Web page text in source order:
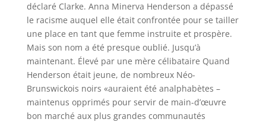
déclaré Clarke. Anna Minerva Henderson a dépassé
le racisme auquel elle était confrontée pour se tailler
une place en tant que femme instruite et prospère.
Mais son nom a été presque oublié. Jusqu’à
maintenant. Élevé par une mère célibataire Quand
Henderson était jeune, de nombreux Néo-
Brunswickois noirs «auraient été analphabètes –
maintenus opprimés pour servir de main-d’œuvre
bon marché aux plus grandes communautés